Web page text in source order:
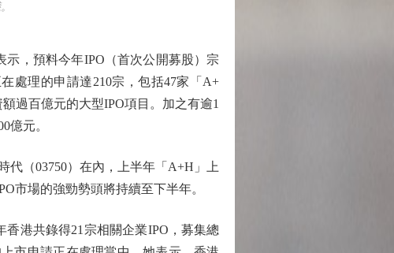
，預料今年IPO（首次公開募股）宗
處理的申請達210宗，包括47家「A+
過百億元的大型IPO項目。加之有逾1
億元。
（03750）在內，上半年「A+H」上
市場的強勁勢頭將持續至下半年。
港共錄得21宗相關企業IPO，募集總